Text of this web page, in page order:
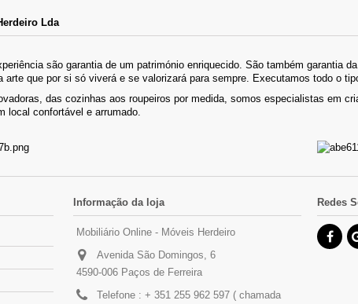
Lda
são garantia de um património enriquecido. São também garantia
arte que por si só viverá e se valorizará para sempre. Executamos todo o
das cozinhas aos roupeiros por medida, somos especialistas em
local confortável e arrumado.
Informação da loja
Mobiliário Online - Móveis Herdeiro
Avenida São Domingos, 6
4590-006 Paços de Ferreira
Telefone : + 351 255 962 597 ( chamada
Redes